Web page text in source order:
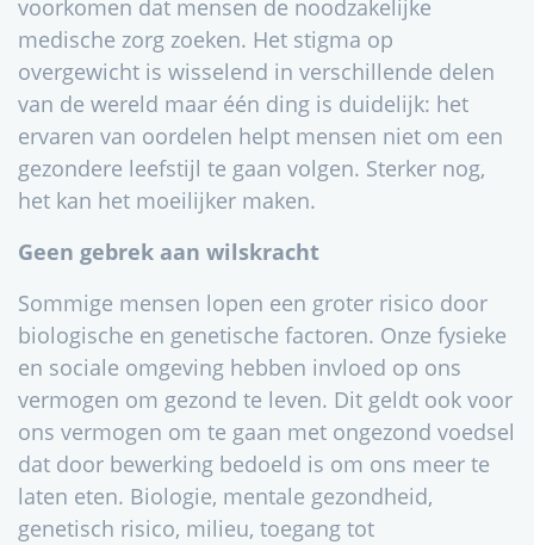
voorkomen dat mensen de noodzakelijke
medische zorg zoeken. Het stigma op
overgewicht is wisselend in verschillende delen
van de wereld maar één ding is duidelijk: het
ervaren van oordelen helpt mensen niet om een
gezondere leefstijl te gaan volgen. Sterker nog,
het kan het moeilijker maken.
Geen gebrek aan wilskracht
Sommige mensen lopen een groter risico door
biologische en genetische factoren. Onze fysieke
en sociale omgeving hebben invloed op ons
vermogen om gezond te leven. Dit geldt ook voor
ons vermogen om te gaan met ongezond voedsel
dat door bewerking bedoeld is om ons meer te
laten eten. Biologie, mentale gezondheid,
genetisch risico, milieu, toegang tot